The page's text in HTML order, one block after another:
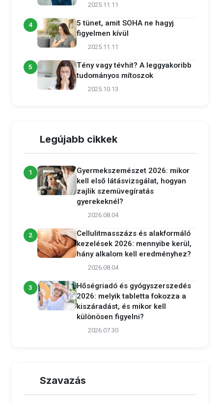
2025.11.11
4
5 tünet, amit SOHA ne hagyj
figyelmen kívül
2025.11.11
5
Tény vagy tévhit? A leggyakoribb
tudományos mítoszok
2025.10.13
Legújabb cikkek
1
Gyermekszemészet 2026: mikor
kell első látásvizsgálat, hogyan
zajlik szemüvegíratás
gyerekeknél?
2026.08.04
2
Cellulitmasszázs és alakformáló
kezelések 2026: mennyibe kerül,
hány alkalom kell eredményhez?
2026.08.04
3
Hőségriadó és gyógyszerszedés
2026: melyik tabletta fokozza a
kiszáradást, és mikor kell
különösen figyelni?
2026.07.30
Szavazás